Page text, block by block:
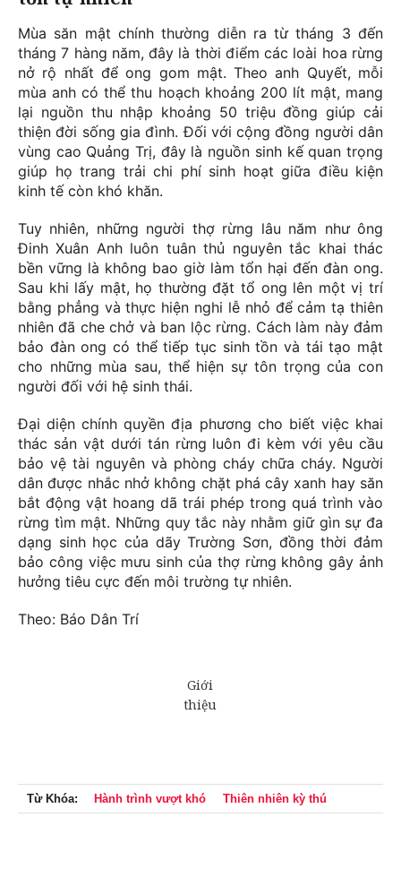
Mùa săn mật chính thường diễn ra từ tháng 3 đến
tháng 7 hàng năm, đây là thời điểm các loài hoa rừng
nở rộ nhất để ong gom mật. Theo anh Quyết, mỗi
mùa anh có thể thu hoạch khoảng 200 lít mật, mang
lại nguồn thu nhập khoảng 50 triệu đồng giúp cải
thiện đời sống gia đình. Đối với cộng đồng người dân
vùng cao Quảng Trị, đây là nguồn sinh kế quan trọng
giúp họ trang trải chi phí sinh hoạt giữa điều kiện
kinh tế còn khó khăn.
Tuy nhiên, những người thợ rừng lâu năm như ông
Đinh Xuân Anh luôn tuân thủ nguyên tắc khai thác
bền vững là không bao giờ làm tổn hại đến đàn ong.
Sau khi lấy mật, họ thường đặt tổ ong lên một vị trí
bằng phẳng và thực hiện nghi lễ nhỏ để cảm tạ thiên
nhiên đã che chở và ban lộc rừng. Cách làm này đảm
bảo đàn ong có thể tiếp tục sinh tồn và tái tạo mật
cho những mùa sau, thể hiện sự tôn trọng của con
người đối với hệ sinh thái.
Đại diện chính quyền địa phương cho biết việc khai
thác sản vật dưới tán rừng luôn đi kèm với yêu cầu
bảo vệ tài nguyên và phòng cháy chữa cháy. Người
dân được nhắc nhở không chặt phá cây xanh hay săn
bắt động vật hoang dã trái phép trong quá trình vào
rừng tìm mật. Những quy tắc này nhằm giữ gìn sự đa
dạng sinh học của dãy Trường Sơn, đồng thời đảm
bảo công việc mưu sinh của thợ rừng không gây ảnh
hưởng tiêu cực đến môi trường tự nhiên.
Theo: Báo Dân Trí
Từ Khóa: Hành trình vượt khó Thiên nhiên kỳ thú